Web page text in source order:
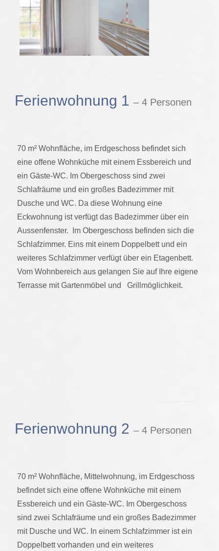
Ferienwohnung 1 – 4 Personen
70 m² Wohnfläche, im Erdgeschoss befindet sich
eine offene Wohnküche mit einem Essbereich und
ein Gäste-WC. Im Obergeschoss sind zwei
Schlafräume und ein großes Badezimmer mit
Dusche und WC. Da diese Wohnung eine
Eckwohnung ist verfügt das Badezimmer über ein
Aussenfenster. Im Obergeschoss befinden sich die
Schlafzimmer. Eins mit einem Doppelbett und ein
weiteres Schlafzimmer verfügt über ein Etagenbett.
Vom Wohnbereich aus gelangen Sie auf Ihre eigene
Terrasse mit Gartenmöbel und Grillmöglichkeit.
Ferienwohnung 2 – 4 Personen
70 m² Wohnfläche, Mittelwohnung, im Erdgeschoss
befindet sich eine offene Wohnküche mit einem
Essbereich und ein Gäste-WC. Im Obergeschoss
sind zwei Schlafräume und ein großes Badezimmer
mit Dusche und WC. In einem Schlafzimmer ist ein
Doppelbett vorhanden und ein weiteres